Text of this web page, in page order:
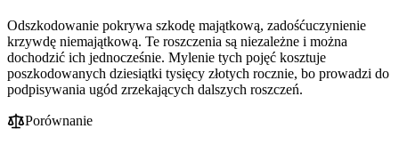
Odszkodowanie pokrywa szkodę majątkową, zadośćuczynienie
krzywdę niemajątkową. Te roszczenia są niezależne i można
dochodzić ich jednocześnie. Mylenie tych pojęć kosztuje
poszkodowanych dziesiątki tysięcy złotych rocznie, bo prowadzi do
podpisywania ugód zrzekających dalszych roszczeń.
Porównanie